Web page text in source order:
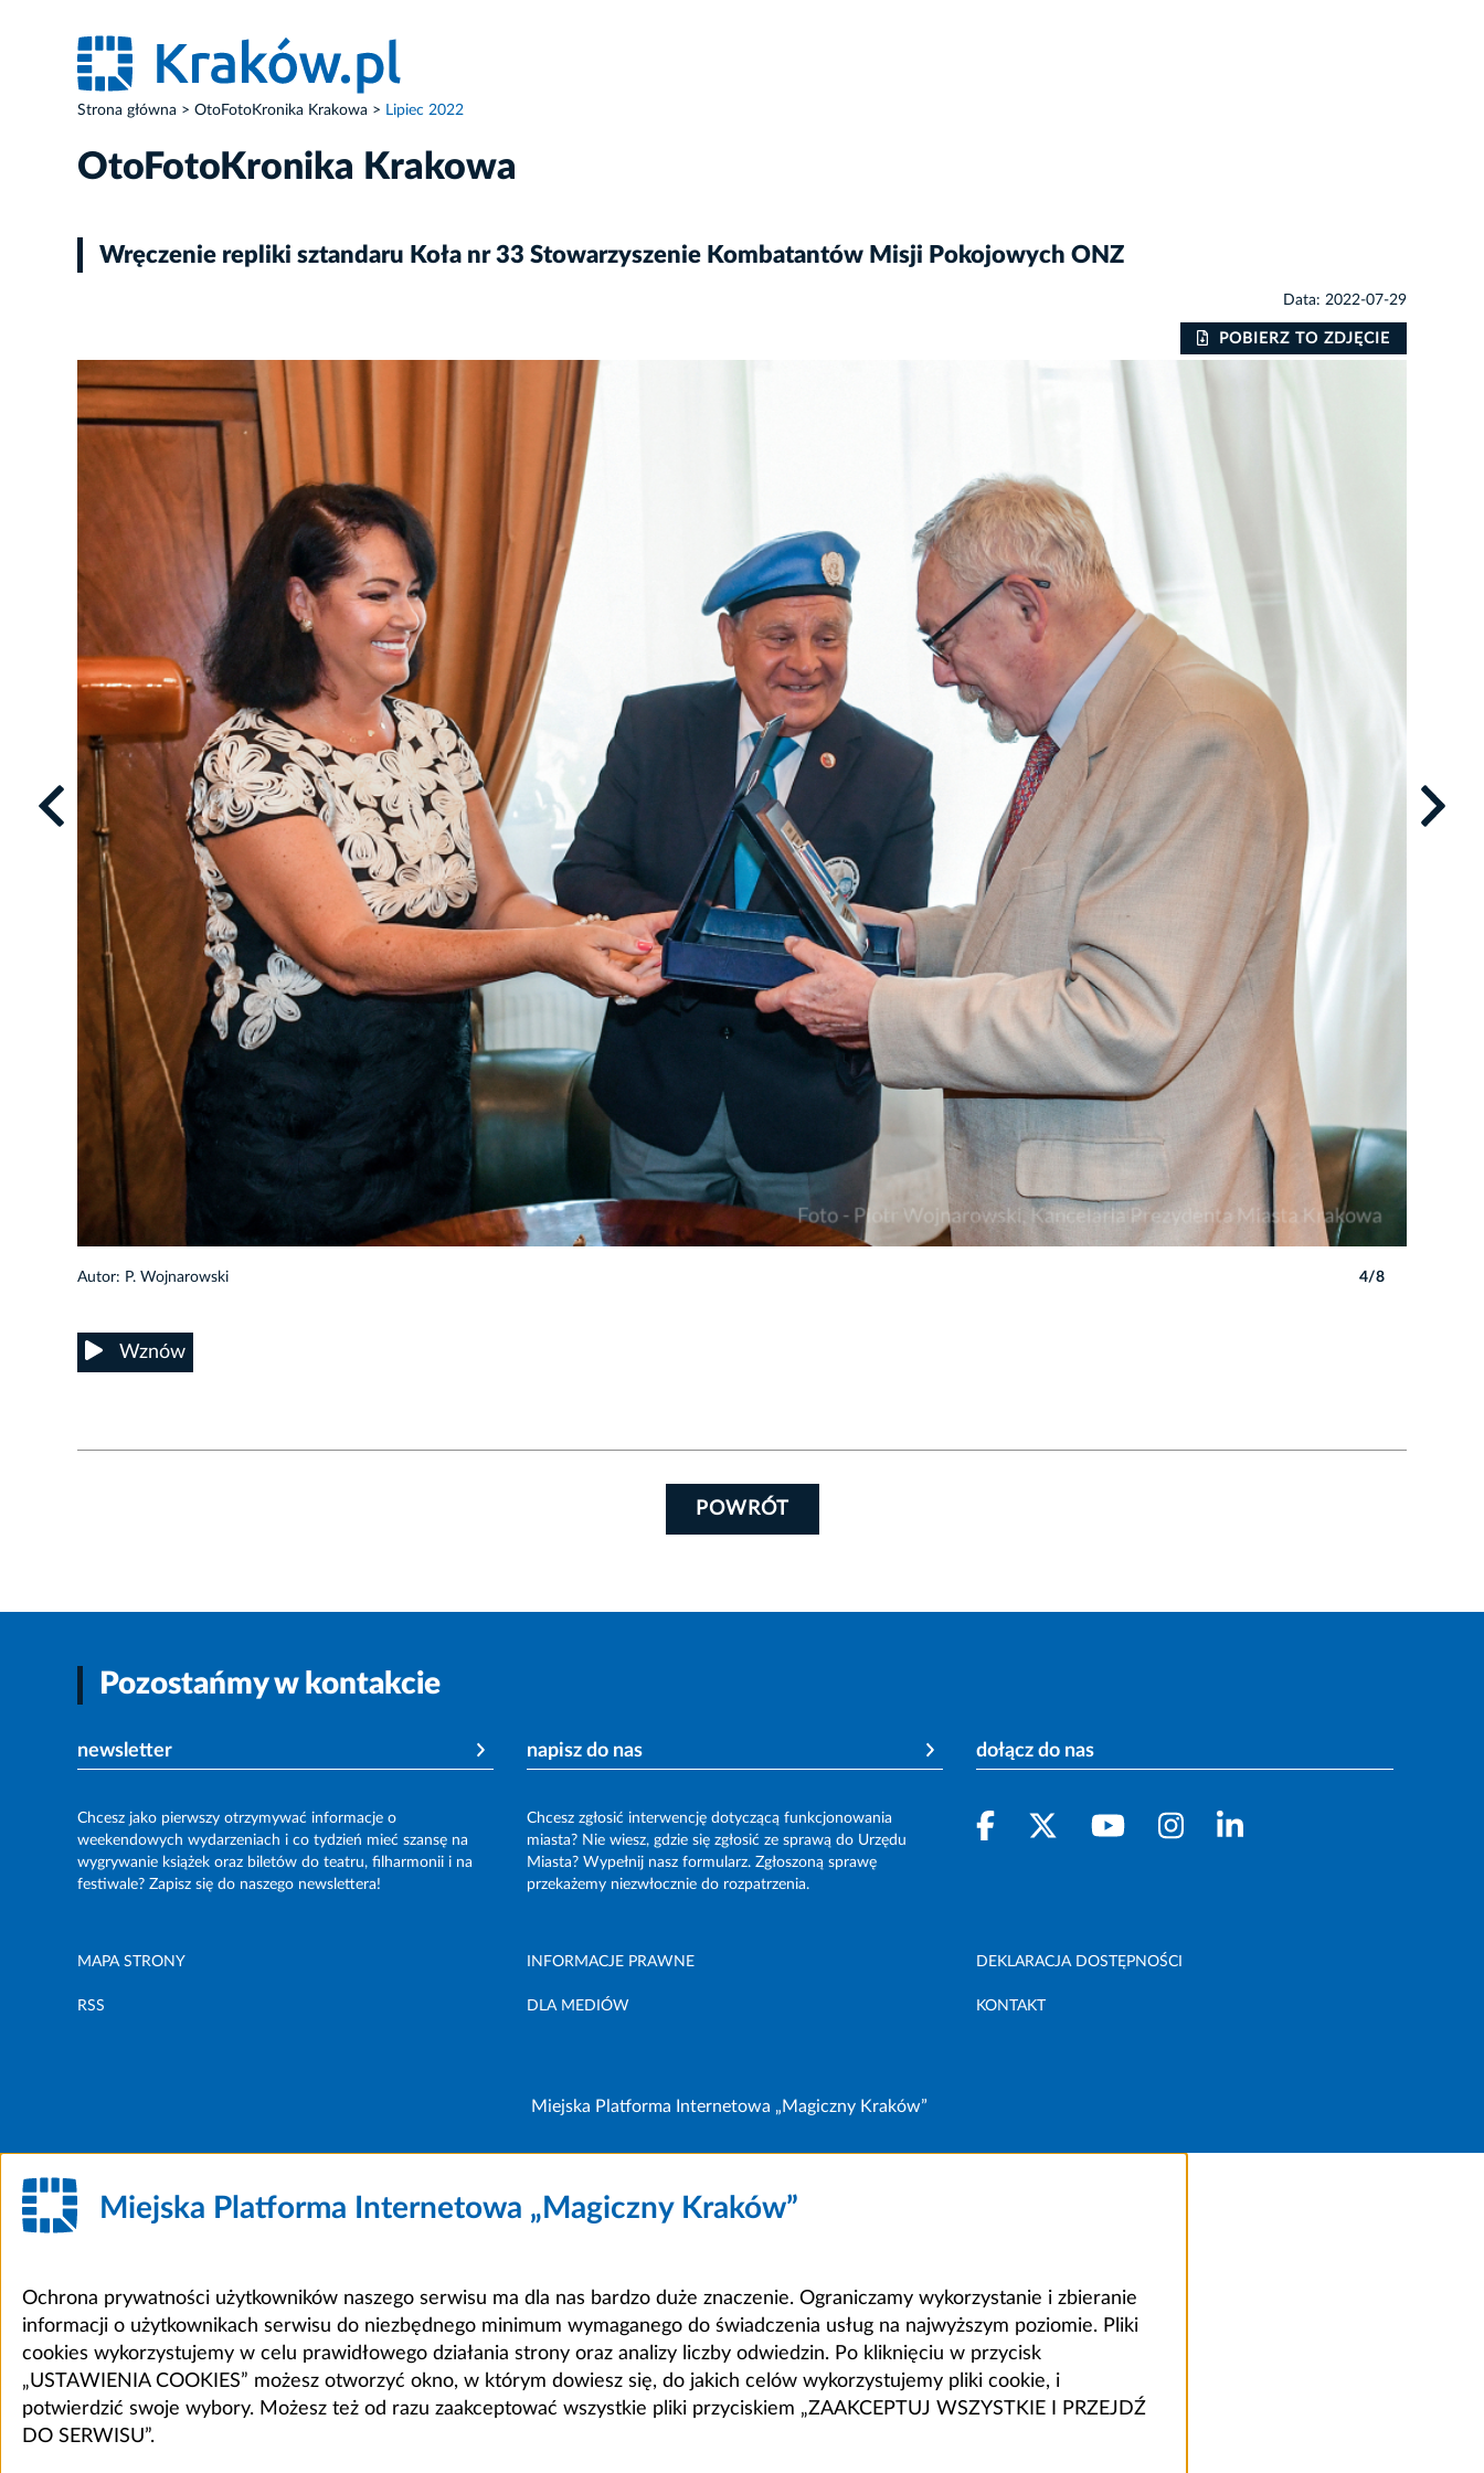
Strona główna OtoFotoKronika Krakowa Lipiec 2022
OtoFotoKronika Krakowa
Wręczenie repliki sztandaru Koła nr 33 Stowarzyszenie Kombatantów Misji Pokojowych ONZ
Data: 2022-07-29
POBIERZ TO ZDJĘCIE
Autor: P. Wojnarowski 4/8
Wznów
POWRÓT
Pozostańmy w kontakcie
newsletter
Chcesz jako pierwszy otrzymywać informacje o
weekendowych wydarzeniach i co tydzień mieć szansę na
wygrywanie książek oraz biletów do teatru, filharmonii i na
festiwale? Zapisz się do naszego newslettera!
napisz do nas
Chcesz zgłosić interwencję dotyczącą funkcjonowania
miasta? Nie wiesz, gdzie się zgłosić ze sprawą do Urzędu
Miasta? Wypełnij nasz formularz. Zgłoszoną sprawę
przekażemy niezwłocznie do rozpatrzenia.
dołącz do nas
MAPA STRONY INFORMACJE PRAWNE DEKLARACJA DOSTĘPNOŚCI
RSS DLA MEDIÓW KONTAKT
Miejska Platforma Internetowa „Magiczny Kraków”
Miejska Platforma Internetowa „Magiczny Kraków”
Ochrona prywatności użytkowników naszego serwisu ma dla nas bardzo duże znaczenie. Ograniczamy wykorzystanie i zbieranie
informacji o użytkownikach serwisu do niezbędnego minimum wymaganego do świadczenia usług na najwyższym poziomie. Pliki
cookies wykorzystujemy w celu prawidłowego działania strony oraz analizy liczby odwiedzin. Po kliknięciu w przycisk
„USTAWIENIA COOKIES” możesz otworzyć okno, w którym dowiesz się, do jakich celów wykorzystujemy pliki cookie, i
potwierdzić swoje wybory. Możesz też od razu zaakceptować wszystkie pliki przyciskiem „ZAAKCEPTUJ WSZYSTKIE I PRZEJDŹ
DO SERWISU”.